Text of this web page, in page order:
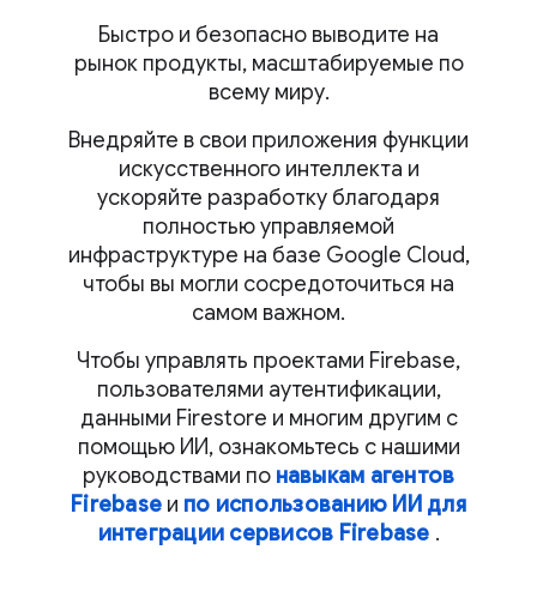
Быстро и безопасно выводите на
рынок продукты, масштабируемые по
всему миру.
Внедряйте в свои приложения функции
искусственного интеллекта и
ускоряйте разработку благодаря
полностью управляемой
инфраструктуре на базе Google Cloud,
чтобы вы могли сосредоточиться на
самом важном.
Чтобы управлять проектами Firebase,
пользователями аутентификации,
данными Firestore и многим другим с
помощью ИИ, ознакомьтесь с нашими
руководствами по навыкам агентов
Firebase и по использованию ИИ для
интеграции сервисов Firebase .